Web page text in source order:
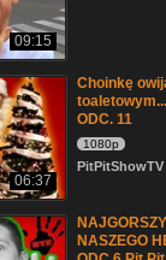
09:15
06:37
Choinkę
ODC. 11
1080p
PitPitShowTV
NASZEGO